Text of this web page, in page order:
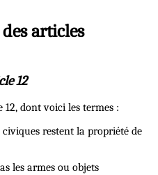
articles
12
dont voici les termes :
civiques restent la propriété de
les armes ou objets